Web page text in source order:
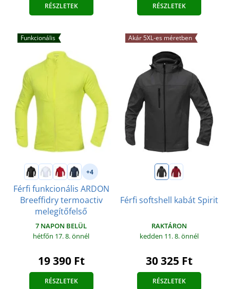
RÉSZLETEK RÉSZLETEK
Funkcionális
+4
Férfi funkcionális ARDON
Breeffidry termoactiv
melegítőfelső
7 NAPON BELÜL
hétfőn 17. 8.önnél
19 390 Ft
RÉSZLETEK
Akár 5XL-es méretben
Férfi softshell kabát Spirit
RAKTÁRON
kedden 11. 8.önnél
30 325 Ft
RÉSZLETEK